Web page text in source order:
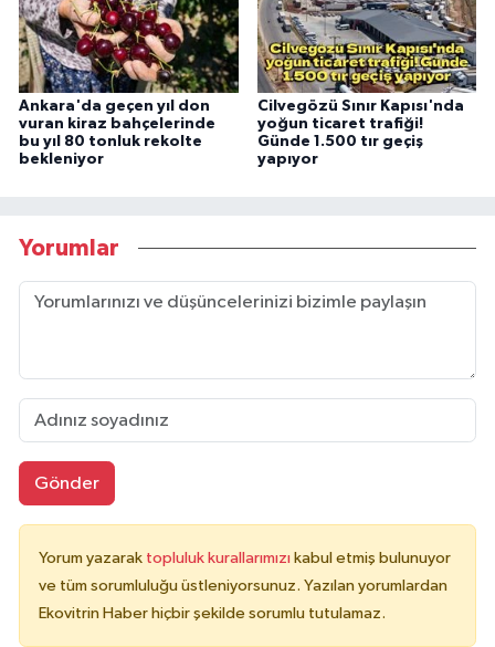
Ankara'da geçen yıl don
vuran kiraz bahçelerinde
bu yıl 80 tonluk rekolte
bekleniyor
Cilvegözü Sınır Kapısı'nda
yoğun ticaret trafiği!
Günde 1.500 tır geçiş
yapıyor
Yorumlar
Gönder
Yorum yazarak topluluk kurallarımızı kabul etmiş bulunuyor
ve tüm sorumluluğu üstleniyorsunuz. Yazılan yorumlardan
Ekovitrin Haber hiçbir şekilde sorumlu tutulamaz.